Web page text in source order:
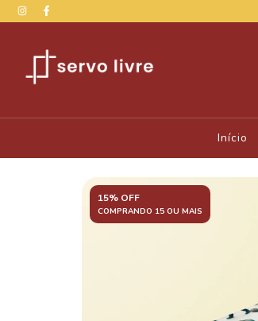
Início
15% OFF
COMPRANDO 15 OU MAIS